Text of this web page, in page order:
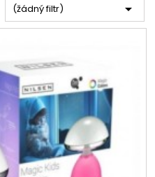
(žádný filtr) 